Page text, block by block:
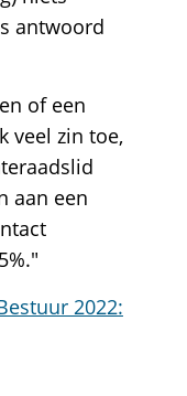
antwoord
of een
veel zin toe,
aan een
2022: